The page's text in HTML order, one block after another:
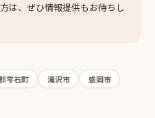
は、ぜひ情報提供もお待ちし
雫石町 滝沢市 盛岡市